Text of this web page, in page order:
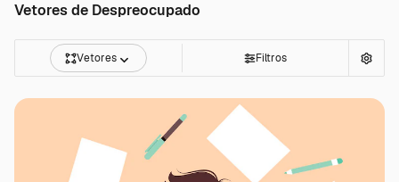
Vetores de Despreocupado
Vetores Filtros